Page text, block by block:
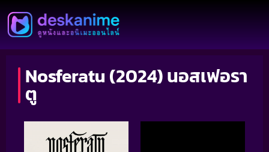
Nosferatu (2024) นอสเฟอรา
ตู